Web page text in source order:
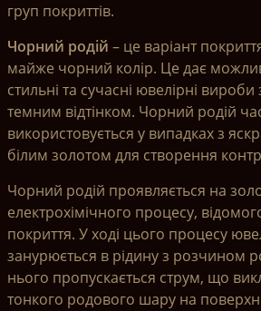
груп покриттів.
Чорний родій – це варіант
майже чорний колір. Це дає
стильні та сучасні ювелірні
темним відтінком. Чорний родій
використовується у випадках з
білим золотом для створення
Чорний родій проявляється на
електрохімічного процесу,
покриття. У ході цього процесу
занурюється в рідину з розчином
нього пропускається струм, що
тонкого родового шару на